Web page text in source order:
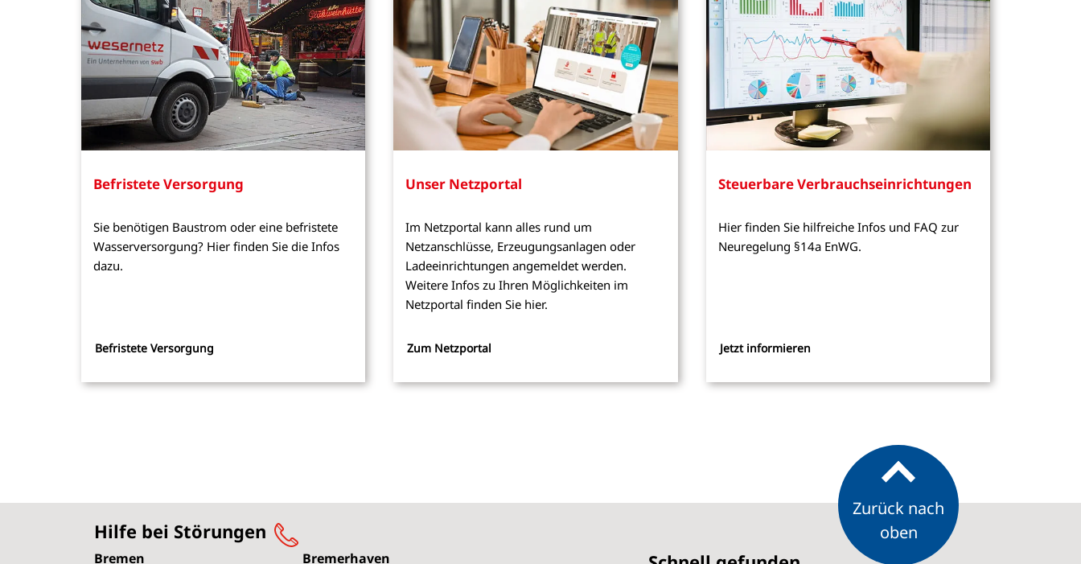
Befristete Versorgung
Sie benötigen Baustrom oder eine befristete
Wasserversorgung? Hier finden Sie die Infos
dazu.
Befristete Versorgung
Unser Netzportal
Im Netzportal kann alles rund um
Netzanschlüsse, Erzeugungsanlagen oder
Ladeeinrichtungen angemeldet werden.
Weitere Infos zu Ihren Möglichkeiten im
Netzportal finden Sie hier.
Zum Netzportal
Steuerbare Verbrauchseinrichtungen
Hier finden Sie hilfreiche Infos und FAQ zur
Neuregelung §14a EnWG.
Jetzt informieren
Hilfe bei Störungen
Bremen Bremerhaven
Zurück nach
oben